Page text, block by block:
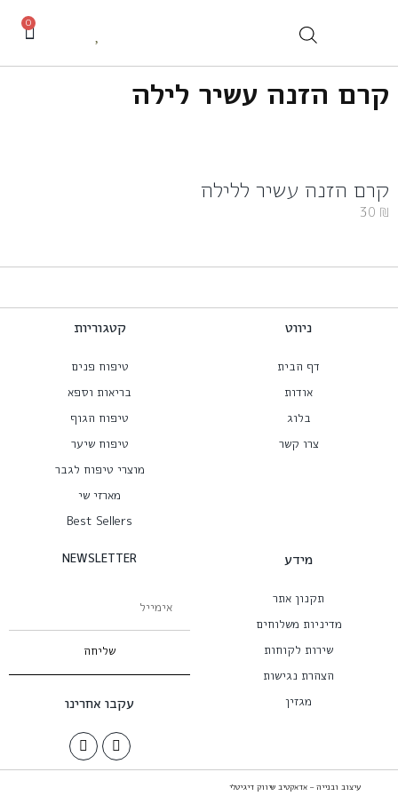
0
קרם הזנה עשיר לילה
קרם הזנה עשיר ללילה
30 ₪
ניווט
דף הבית
אודות
בלוג
צרו קשר
קטגוריות
טיפוח פנים
בריאות וספא
טיפוח הגוף
טיפוח שיער
מוצרי טיפוח לגבר
מארזי שי
Best Sellers
מידע
תקנון אתר
מדיניות משלוחים
שירות לקוחות
הצהרת נגישות
מגזין
NEWSLETTER
שליחה
עקבו אחרינו
עיצוב ובנייה – אדאקטיב שיווק דיגיטלי